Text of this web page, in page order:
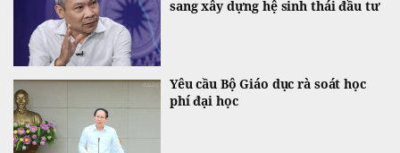
sang xây dựng hệ sinh thái đầu tư
Yêu cầu Bộ Giáo dục rà soát học
phí đại học